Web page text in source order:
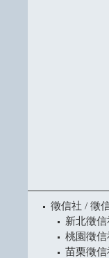
徵信社 / 徵
新北徵信
桃園徵信
苗栗徵信